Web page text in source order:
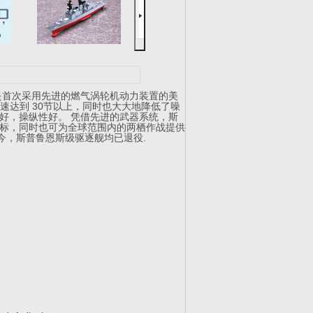
采用先进的燃气涡轮机动力装置的美
达到 30节以上，同时也大大地降低了噪
，操纵性好。 凭借先进的武器系统，斯
，同时也可为全球范围内的两栖作战提供
斯普鲁恩斯级驱逐舰均已退役.